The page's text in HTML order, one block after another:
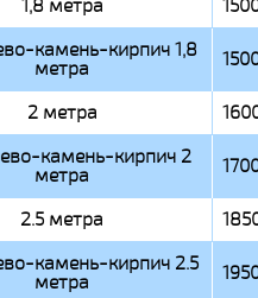
камень-кирпич 1,8
метра
2 метра
камень-кирпич 2
метра
2.5 метра
камень-кирпич 2.5
метра